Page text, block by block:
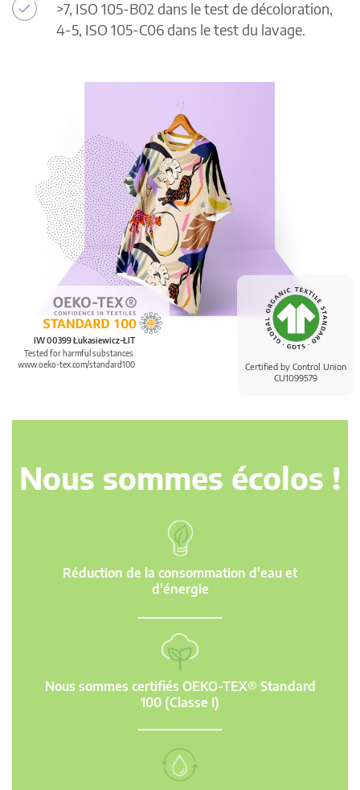
Certified by Control Union
CU1099579
IW 00399 Łukasiewicz-ŁIT
Tested for harmful substances.
www.oeko-tex.com/standard100
>7, ISO 105-B02 dans le test de décoloration,
4-5, ISO 105-C06 dans le test du lavage.
Nous sommes écolos !
Réduction de la consommation d'eau et
d'énergie
Nous sommes certifiés OEKO-TEX® Standard
100 (Classe I)